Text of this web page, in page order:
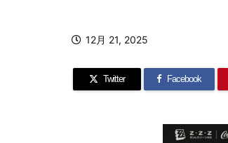
12月 21, 2025
Twitter Facebook